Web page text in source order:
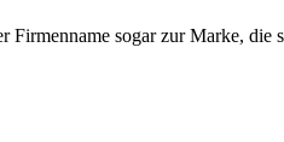
sogar zur Marke,